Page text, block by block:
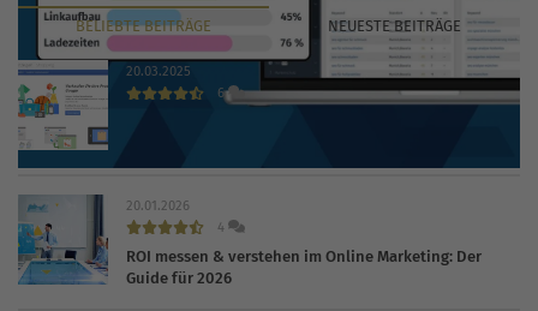
BELIEBTEBEITRÄGE NEUESTEBEITRÄGE
20.03.2025
6
20.01.2026
4
ROI messen & verstehen im Online Marketing: Der
Guide für 2026